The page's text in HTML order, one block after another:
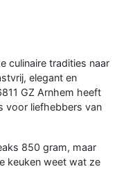
culinaire tradities naar
elegant en
GZ Arnhem heeft
voor liefhebbers van
850 gram, maar
keuken weet wat ze